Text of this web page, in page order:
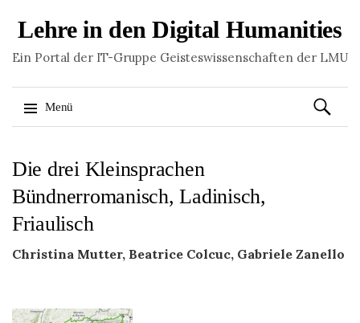
Lehre in den Digital Humanities
Ein Portal der IT-Gruppe Geisteswissenschaften der LMU
Menü
zum
Suchen
nach:
Die drei Kleinsprachen
Bündnerromanisch, Ladinisch,
Friaulisch
Christina Mutter, Beatrice Colcuc, Gabriele Zanello